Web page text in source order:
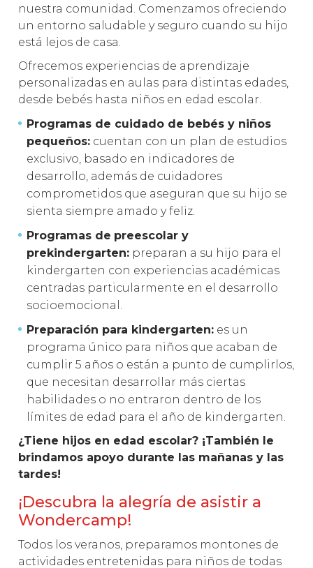
nuestra comunidad. Comenzamos ofreciendo
un entorno saludable y seguro cuando su hijo
está lejos de casa.
Ofrecemos experiencias de aprendizaje
personalizadas en aulas para distintas edades,
desde bebés hasta niños en edad escolar.
Programas de cuidado de bebés y niños
pequeños: cuentan con un plan de estudios
exclusivo, basado en indicadores de
desarrollo, además de cuidadores
comprometidos que aseguran que su hijo se
sienta siempre amado y feliz.
Programas de preescolar y
prekindergarten: preparan a su hijo para el
kindergarten con experiencias académicas
centradas particularmente en el desarrollo
socioemocional.
Preparación para kindergarten: es un
programa único para niños que acaban de
cumplir 5 años o están a punto de cumplirlos,
que necesitan desarrollar más ciertas
habilidades o no entraron dentro de los
límites de edad para el año de kindergarten.
¿Tiene hijos en edad escolar? ¡También le
brindamos apoyo durante las mañanas y las
tardes!
¡Descubra la alegría de asistir a
Wondercamp!
Todos los veranos, preparamos montones de
actividades entretenidas para niños de todas